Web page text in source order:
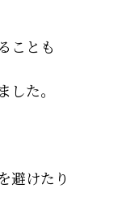
ことも
た。
避けたり